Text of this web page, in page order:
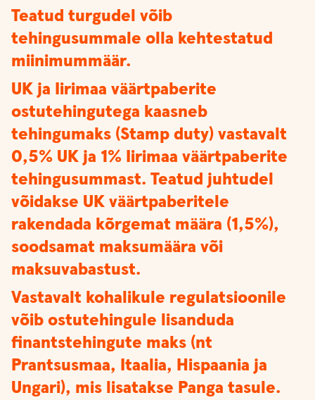
Teatud turgudel võib
tehingusummale olla kehtestatud
miinimummäär.
UK ja Iirimaa väärtpaberite
ostutehingutega kaasneb
tehingumaks (Stamp duty) vastavalt
0,5% UK ja 1% Iirimaa väärtpaberite
tehingusummast. Teatud juhtudel
võidakse UK väärtpaberitele
rakendada kõrgemat määra (1,5%),
soodsamat maksumäära või
maksuvabastust.
Vastavalt kohalikule regulatsioonile
võib ostutehingule lisanduda
finantstehingute maks (nt
Prantsusmaa, Itaalia, Hispaania ja
Ungari), mis lisatakse Panga tasule.